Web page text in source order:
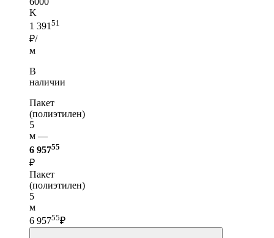
K
1 391 51
₽/
м
В
наличии
Пакет
(полиэтилен)
5
м —
6 95755
₽
Пакет
(полиэтилен)
5
м
6 95755₽